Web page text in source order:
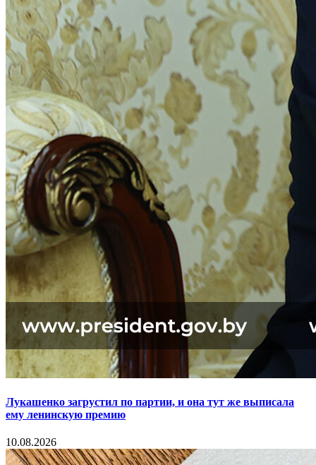
Лукашенко загрустил по партии, и она тут же выписала
ему ленинскую премию
10.08.2026